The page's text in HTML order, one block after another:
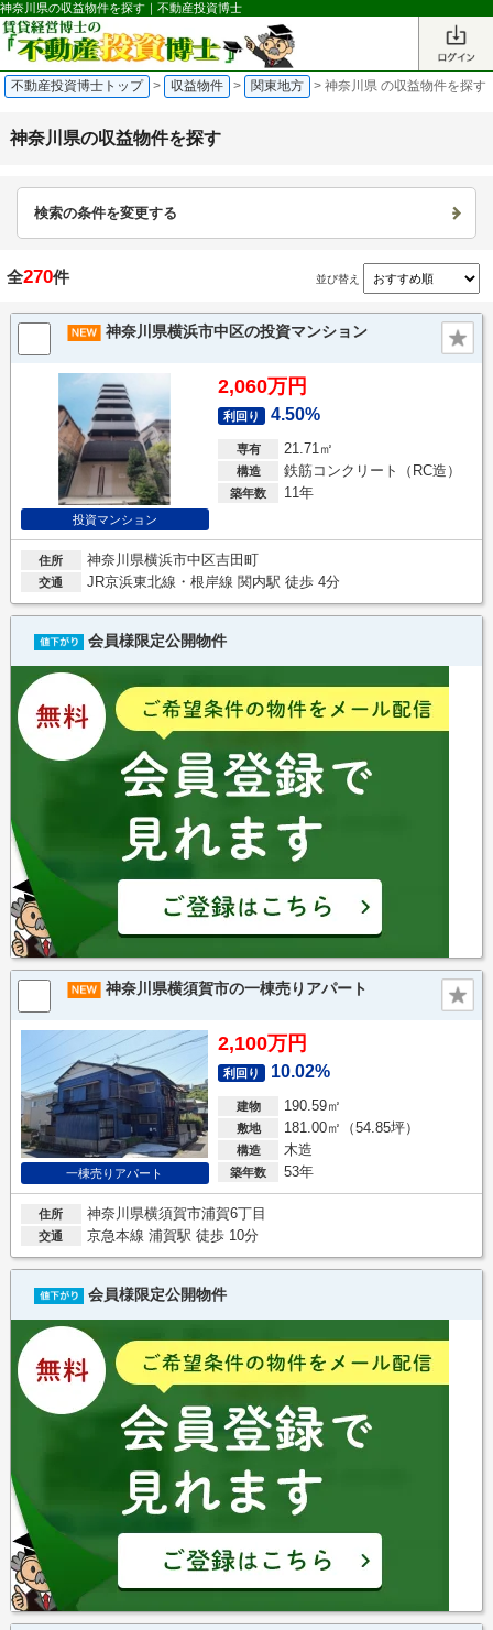
神奈川県の収益物件を探す｜不動産投資博士
不動産投資博士トップ > 収益物件 > 関東地方 > 神奈川県 の収益物件を探す
神奈川県の収益物件を探す
検索の条件を変更する
全270件 並び替え
神奈川県横浜市中区の投資マンション
投資マンション
2,060万円
利回り 4.50%
専有 21.71㎡
構造 鉄筋コンクリート（RC造）
築年数 11年
住所 神奈川県横浜市中区吉田町
交通 JR京浜東北線・根岸線 関内駅 徒歩 4分
会員様限定公開物件
神奈川県横須賀市の一棟売りアパート
一棟売りアパート
2,100万円
利回り 10.02%
建物 190.59㎡
敷地 181.00㎡（54.85坪）
構造 木造
築年数 53年
住所 神奈川県横須賀市浦賀6丁目
交通 京急本線 浦賀駅 徒歩 10分
会員様限定公開物件